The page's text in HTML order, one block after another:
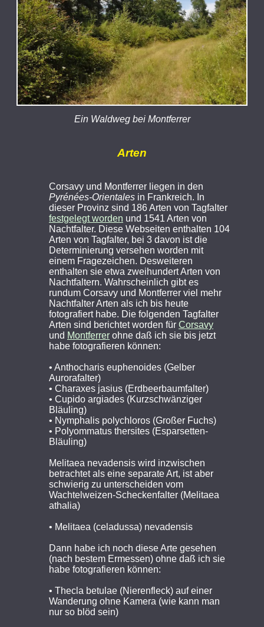
Ein Waldweg bei Montferrer
Arten
Corsavy und Montferrer liegen in den
Pyrénées-Orientales in Frankreich. In
dieser Provinz sind 186 Arten von Tagfalter
festgelegt worden und 1541 Arten von
Nachtfalter. Diese Webseiten enthalten 104
Arten von Tagfalter, bei 3 davon ist die
Determinierung versehen worden mit
einem Fragezeichen. Desweiteren
enthalten sie etwa zweihundert Arten von
Nachtfaltern. Wahrscheinlich gibt es
rundum Corsavy und Montferrer viel mehr
Nachtfalter Arten als ich bis heute
fotografiert habe. Die folgenden Tagfalter
Arten sind berichtet worden für Corsavy
und Montferrer ohne daß ich sie bis jetzt
habe fotografieren können:
• Anthocharis euphenoides (Gelber
Aurorafalter)
• Charaxes jasius (Erdbeerbaumfalter)
• Cupido argiades (Kurzschwänziger
Bläuling)
• Nymphalis polychloros (Großer Fuchs)
• Polyommatus thersites (Esparsetten-
Bläuling)
Melitaea nevadensis wird inzwischen
betrachtet als eine separate Art, ist aber
schwierig zu unterscheiden vom
Wachtelweizen-Scheckenfalter (Melitaea
athalia)
• Melitaea (celadussa) nevadensis
Dann habe ich noch diese Arte gesehen
(nach bestem Ermessen) ohne daß ich sie
habe fotografieren können:
• Thecla betulae (Nierenfleck) auf einer
Wanderung ohne Kamera (wie kann man
nur so blöd sein)